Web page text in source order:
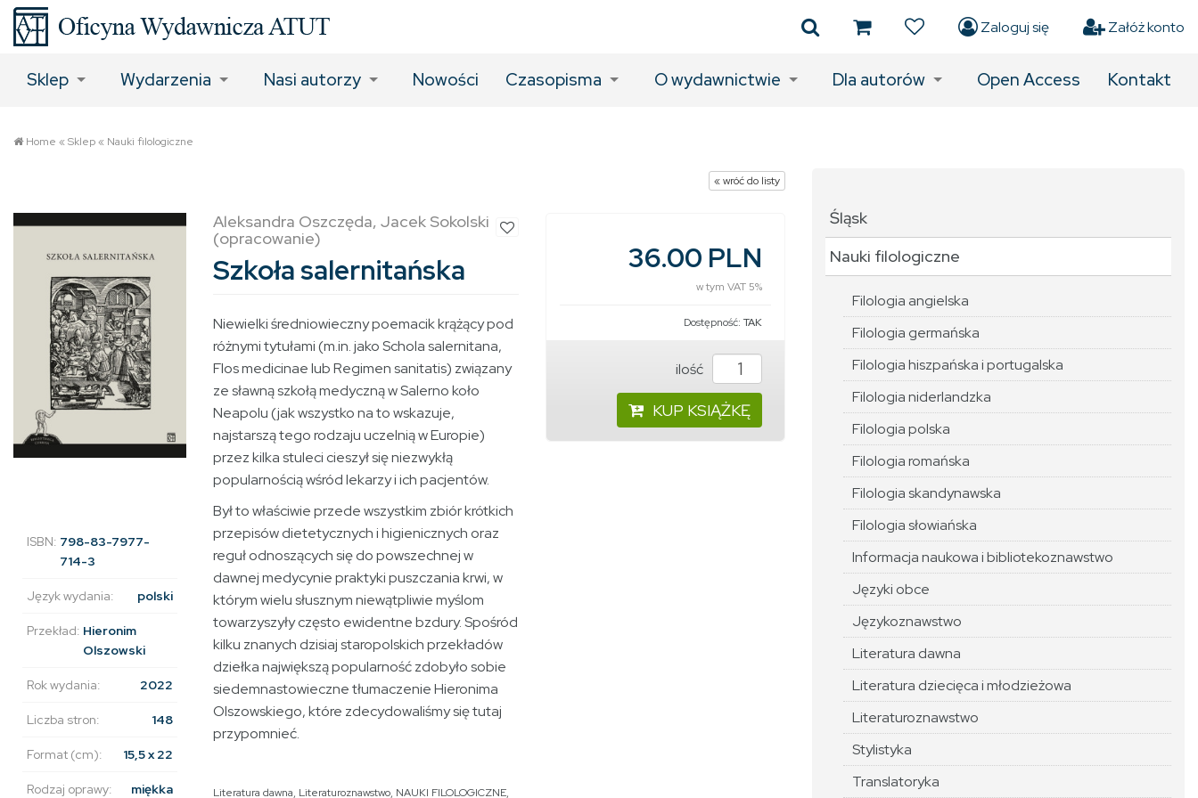
Zaloguj się Załóż konto
Sklep Wydarzenia Nasi autorzy Nowości Czasopisma O wydawnictwie Dla autorów Open Access Kontakt
Home «Sklep« Nauki filologiczne
« wróć do listy
ISBN: 798-83-7977-
714-3
Język wydania: polski
Przekład: Hieronim
Olszowski
Rok wydania: 2022
Liczba stron: 148
Format (cm): 15,5 x 22
Rodzaj oprawy: miękka
Aleksandra Oszczęda, Jacek Sokolski
(opracowanie)
Szkoła salernitańska
Niewielki średniowieczny poemacik krążący pod
różnymi tytułami (m.in. jako Schola salernitana,
Flos medicinae lub Regimen sanitatis) związany
ze sławną szkołą medyczną w Salerno koło
Neapolu (jak wszystko na to wskazuje,
najstarszą tego rodzaju uczelnią w Europie)
przez kilka stuleci cieszył się niezwykłą
popularnością wśród lekarzy i ich pacjentów.
Był to właściwie przede wszystkim zbiór krótkich
przepisów dietetycznych i higienicznych oraz
reguł odnoszących się do powszechnej w
dawnej medycynie praktyki puszczania krwi, w
którym wielu słusznym niewątpliwie myślom
towarzyszyły często ewidentne bzdury. Spośród
kilku znanych dzisiaj staropolskich przekładów
dziełka największą popularność zdobyło sobie
siedemnastowieczne tłumaczenie Hieronima
Olszowskiego, które zdecydowaliśmy się tutaj
przypomnieć.
Literatura dawna, Literaturoznawstwo, NAUKI FILOLOGICZNE,
36.00 PLN
w tym VAT 5%
Dostępność: TAK
ilość
KUP KSIĄŻKĘ
Śląsk
Nauki filologiczne
Filologia angielska
Filologia germańska
Filologia hiszpańska i portugalska
Filologia niderlandzka
Filologia polska
Filologia romańska
Filologia skandynawska
Filologia słowiańska
Informacja naukowa i bibliotekoznawstwo
Języki obce
Językoznawstwo
Literatura dawna
Literatura dziecięca i młodzieżowa
Literaturoznawstwo
Stylistyka
Translatoryka